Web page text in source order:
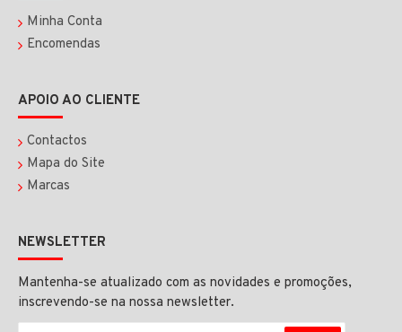
Minha Conta
Encomendas
APOIO AO CLIENTE
Contactos
Mapa do Site
Marcas
NEWSLETTER
Mantenha-se atualizado com as novidades e promoções,
inscrevendo-se na nossa newsletter.